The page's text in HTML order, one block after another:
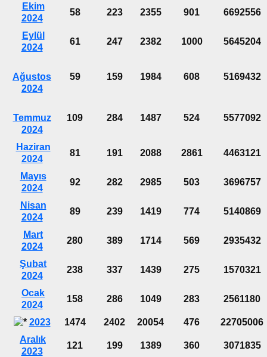
Ekim
2024
58 223 2355 901 6692556
Eylül
2024
61 247 2382 1000 5645204
Ağustos
2024
59 159 1984 608 5169432
Temmuz
2024
109 284 1487 524 5577092
Haziran
2024
81 191 2088 2861 4463121
Mayıs
2024
92 282 2985 503 3696757
Nisan
2024
89 239 1419 774 5140869
Mart
2024
280 389 1714 569 2935432
Şubat
2024
238 337 1439 275 1570321
Ocak
2024
158 286 1049 283 2561180
2023 1474 2402 20054 476
22705006
Aralık
2023
121 199 1389 360 3071835